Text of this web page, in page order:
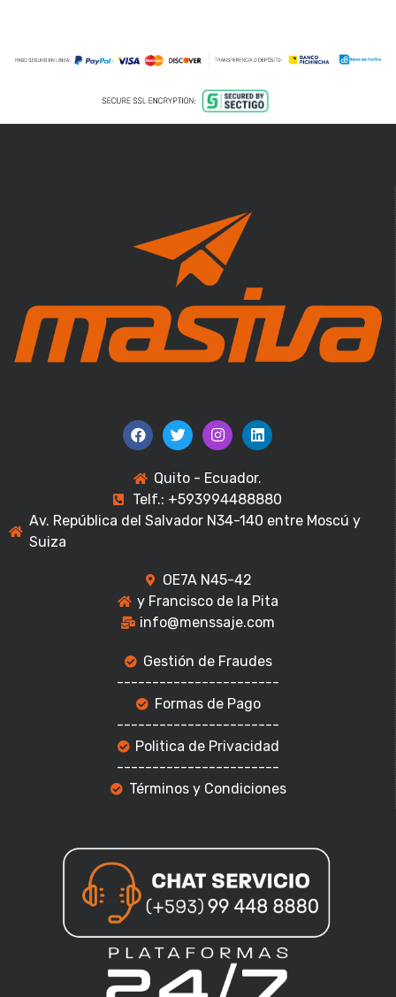
Quito - Ecuador.
Telf.: +593994488880
Av. República del Salvador N34-140 entre Moscú y
Suiza
OE7A N45-42
y Francisco de la Pita
info@menssaje.com
Gestión de Fraudes
-----------------------
Formas de Pago
-----------------------
Politica de Privacidad
-----------------------
Términos y Condiciones